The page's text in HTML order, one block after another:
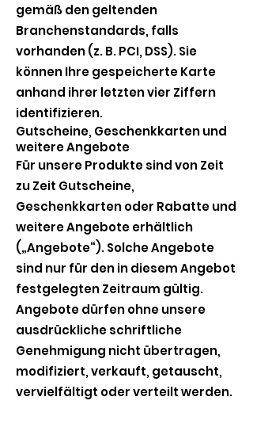
gemäß den geltenden
Branchenstandards, falls
vorhanden (z. B. PCI, DSS). Sie
können Ihre gespeicherte Karte
anhand ihrer letzten vier Ziffern
identifizieren.
Gutscheine, Geschenkkarten und
weitere Angebote
Für unsere Produkte sind von Zeit
zu Zeit Gutscheine,
Geschenkkarten oder Rabatte und
weitere Angebote erhältlich
(„Angebote“). Solche Angebote
sind nur für den in diesem Angebot
festgelegten Zeitraum gültig.
Angebote dürfen ohne unsere
ausdrückliche schriftliche
Genehmigung nicht übertragen,
modifiziert, verkauft, getauscht,
vervielfältigt oder verteilt werden.